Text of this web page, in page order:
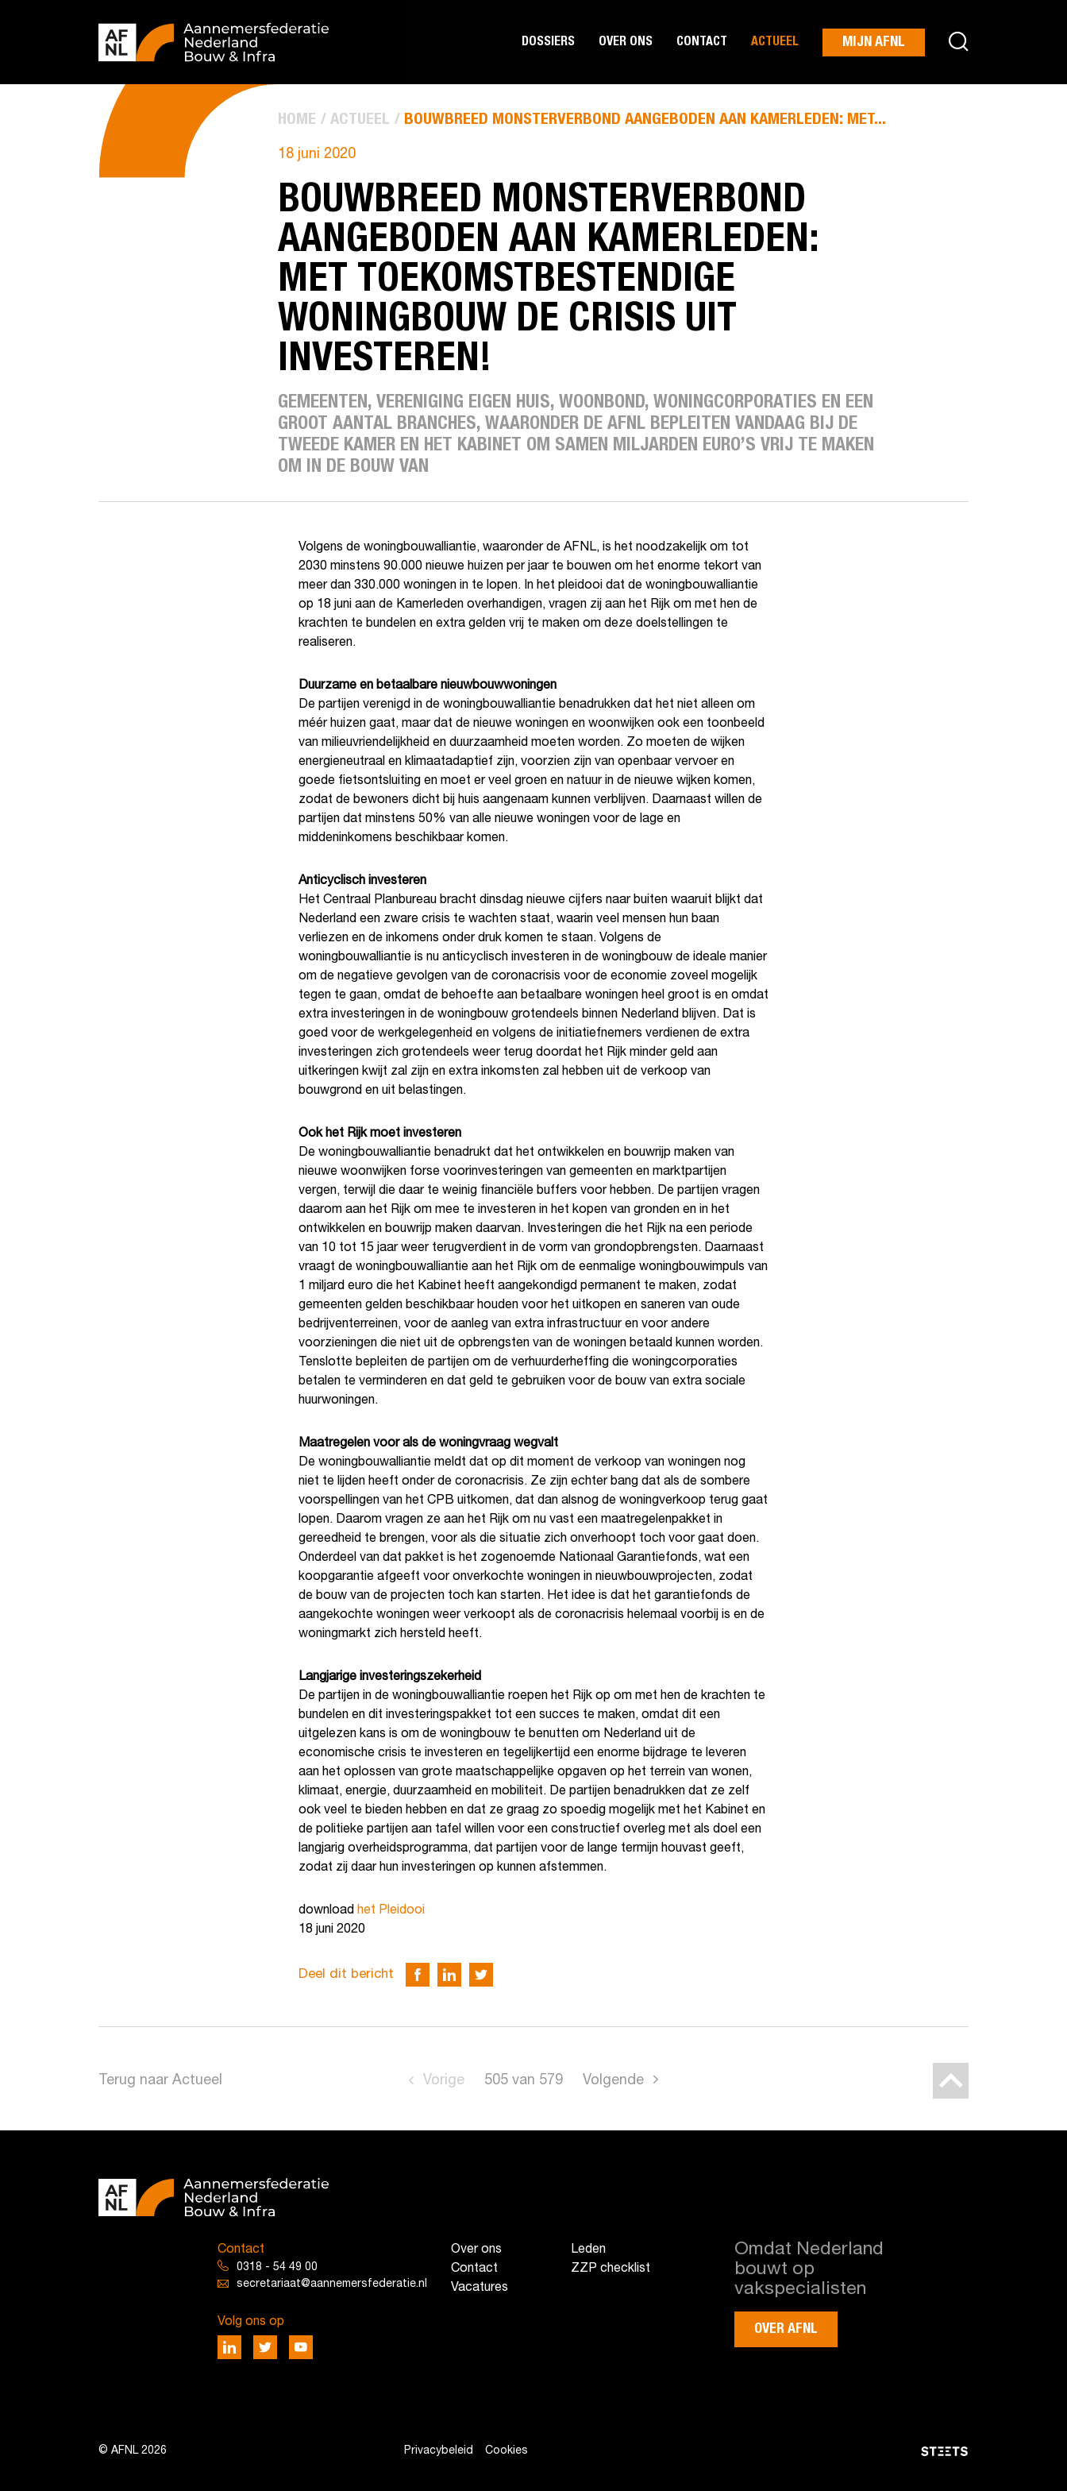
DOSSIERS OVER ONS CONTACT ACTUEEL MIJN AFNL
HOME ACTUEEL BOUWBREED MONSTERVERBOND AANGEBODEN AAN KAMERLEDEN: MET...
18 juni 2020
BOUWBREED MONSTERVERBOND
AANGEBODEN AAN KAMERLEDEN:
MET TOEKOMSTBESTENDIGE
WONINGBOUW DE CRISIS UIT
INVESTEREN!
GEMEENTEN, VERENIGING EIGEN HUIS, WOONBOND, WONINGCORPORATIES EN EEN
GROOT AANTAL BRANCHES, WAARONDER DE AFNL BEPLEITEN VANDAAG BIJ DE
TWEEDE KAMER EN HET KABINET OM SAMEN MILJARDEN EURO’S VRIJ TE MAKEN
OM IN DE BOUW VAN
Volgens de woningbouwalliantie, waaronder de AFNL, is het noodzakelijk om tot
2030 minstens 90.000 nieuwe huizen per jaar te bouwen om het enorme tekort van
meer dan 330.000 woningen in te lopen. In het pleidooi dat de woningbouwalliantie
op 18 juni aan de Kamerleden overhandigen, vragen zij aan het Rijk om met hen de
krachten te bundelen en extra gelden vrij te maken om deze doelstellingen te
realiseren.
Duurzame en betaalbare nieuwbouwwoningen
De partijen verenigd in de woningbouwalliantie benadrukken dat het niet alleen om
méér huizen gaat, maar dat de nieuwe woningen en woonwijken ook een toonbeeld
van milieuvriendelijkheid en duurzaamheid moeten worden. Zo moeten de wijken
energieneutraal en klimaatadaptief zijn, voorzien zijn van openbaar vervoer en
goede fietsontsluiting en moet er veel groen en natuur in de nieuwe wijken komen,
zodat de bewoners dicht bij huis aangenaam kunnen verblijven. Daarnaast willen de
partijen dat minstens 50% van alle nieuwe woningen voor de lage en
middeninkomens beschikbaar komen.
Anticyclisch investeren
Het Centraal Planbureau bracht dinsdag nieuwe cijfers naar buiten waaruit blijkt dat
Nederland een zware crisis te wachten staat, waarin veel mensen hun baan
verliezen en de inkomens onder druk komen te staan. Volgens de
woningbouwalliantie is nu anticyclisch investeren in de woningbouw de ideale manier
om de negatieve gevolgen van de coronacrisis voor de economie zoveel mogelijk
tegen te gaan, omdat de behoefte aan betaalbare woningen heel groot is en omdat
extra investeringen in de woningbouw grotendeels binnen Nederland blijven. Dat is
goed voor de werkgelegenheid en volgens de initiatiefnemers verdienen de extra
investeringen zich grotendeels weer terug doordat het Rijk minder geld aan
uitkeringen kwijt zal zijn en extra inkomsten zal hebben uit de verkoop van
bouwgrond en uit belastingen.
Ook het Rijk moet investeren
De woningbouwalliantie benadrukt dat het ontwikkelen en bouwrijp maken van
nieuwe woonwijken forse voorinvesteringen van gemeenten en marktpartijen
vergen, terwijl die daar te weinig financiële buffers voor hebben. De partijen vragen
daarom aan het Rijk om mee te investeren in het kopen van gronden en in het
ontwikkelen en bouwrijp maken daarvan. Investeringen die het Rijk na een periode
van 10 tot 15 jaar weer terugverdient in de vorm van grondopbrengsten. Daarnaast
vraagt de woningbouw­alliantie aan het Rijk om de eenmalige woningbouwimpuls van
1 miljard euro die het Kabinet heeft aangekondigd permanent te maken, zodat
gemeenten gelden beschikbaar houden voor het uitkopen en saneren van oude
bedrijventerreinen, voor de aanleg van extra infrastructuur en voor andere
voorzieningen die niet uit de opbrengsten van de woningen betaald kunnen worden.
Tenslotte bepleiten de partijen om de verhuurderheffing die woningcorporaties
betalen te verminderen en dat geld te gebruiken voor de bouw van extra sociale
huurwoningen.
Maatregelen voor als de woningvraag wegvalt
De woningbouwalliantie meldt dat op dit moment de verkoop van woningen nog
niet te lijden heeft onder de coronacrisis. Ze zijn echter bang dat als de sombere
voorspellingen van het CPB uitkomen, dat dan alsnog de woningverkoop terug gaat
lopen. Daarom vragen ze aan het Rijk om nu vast een maatregelenpakket in
gereedheid te brengen, voor als die situatie zich onverhoopt toch voor gaat doen.
Onderdeel van dat pakket is het zogenoemde Nationaal Garantiefonds, wat een
koopgarantie afgeeft voor onverkochte woningen in nieuwbouwprojecten, zodat
de bouw van de projecten toch kan starten. Het idee is dat het garantiefonds de
aangekochte woningen weer verkoopt als de coronacrisis helemaal voorbij is en de
woningmarkt zich hersteld heeft.
Langjarige investeringszekerheid
De partijen in de woningbouwalliantie roepen het Rijk op om met hen de krachten te
bundelen en dit investerings­pakket tot een succes te maken, omdat dit een
uitgelezen kans is om de woningbouw te benutten om Nederland uit de
economische crisis te investeren en tegelijkertijd een enorme bijdrage te leveren
aan het oplossen van grote maatschappelijke opgaven op het terrein van wonen,
klimaat, energie, duurzaamheid en mobiliteit. De partijen benadrukken dat ze zelf
ook veel te bieden hebben en dat ze graag zo spoedig mogelijk met het Kabinet en
de politieke partijen aan tafel willen voor een constructief overleg met als doel een
langjarig overheidsprogramma, dat partijen voor de lange termijn houvast geeft,
zodat zij daar hun investeringen op kunnen afstemmen.
download het Pleidooi
18 juni 2020
Deel dit bericht
Terug naar Actueel Vorige 505van 579 Volgende
Contact
0318 - 54 49 00
secretariaat@aannemersfederatie.nl
Volg ons op
Over ons
Contact
Vacatures
Leden
ZZP checklist
Omdat Nederland
bouwt op
vakspecialisten
OVER AFNL
© AFNL 2026 Privacybeleid Cookies